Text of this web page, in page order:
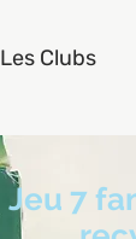
Les Clubs
Jeu 7